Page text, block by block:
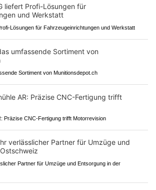
Lösungen für Fahrzeugeinrichtungen und Werkstatt
Sortiment von Munitionsdepot.ch
Präzise CNC-Fertigung trifft Motorrevision
Partner für Umzüge und Entsorgung in der